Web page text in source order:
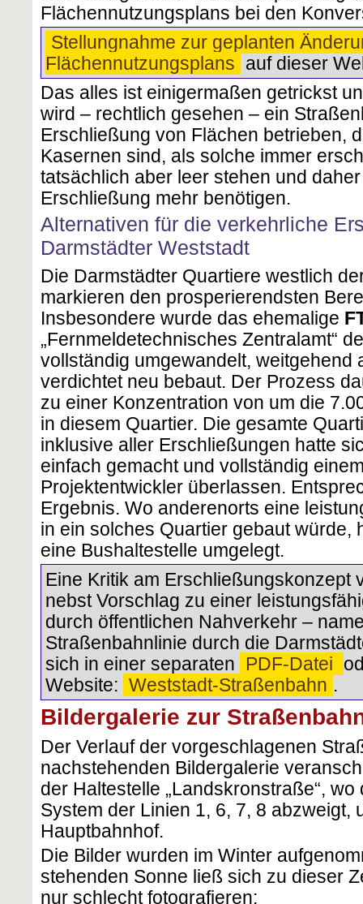
Flächennutzungsplans bei den
Stellungnahme zur geplanten
Flächennutzungsplans auf dieser
Das alles ist einigermaßen getrickst
wird – rechtlich gesehen – ein
Erschließung von Flächen betrieben,
Kasernen sind, als solche immer
tatsächlich aber leer stehen und
Erschließung mehr benötigen.
Alternativen für die verkehrliche
Darmstädter Weststadt
Die Darmstädter Quartiere westlich
markieren den prosperierendsten
Insbesondere wurde das ehemalige
„Fernmeldetechnisches Zentralamt“
vollständig umgewandelt, weitgehend
verdichtet neu bebaut. Der Prozess
zu einer Konzentration von um die
in diesem Quartier. Die gesamte
inklusive aller Erschließungen hatte
einfach gemacht und vollständig
Projektentwickler überlassen.
Ergebnis. Wo anderenorts eine
in ein solches Quartier gebaut würde,
eine Bushaltestelle umgelegt.
Eine Kritik am Erschließungskonzept
nebst Vorschlag zu einer
durch öffentlichen Nahverkehr –
Straßenbahnlinie durch die
sich in einer separaten
PDF-Datei
Website: Weststadt-Straßenbahn .
Bildergalerie zur
Der Verlauf der vorgeschlagenen
nachstehenden Bildergalerie
der Haltestelle „Landskronstraße“,
System der Linien 1, 6, 7, 8 abzweigt,
Hauptbahnhof.
Die Bilder wurden im Winter
stehenden Sonne ließ sich zu dieser
nur schlecht fotografieren: